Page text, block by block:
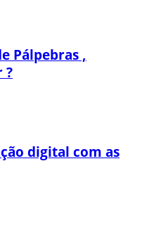
Pálpebras ,
?
digital com as